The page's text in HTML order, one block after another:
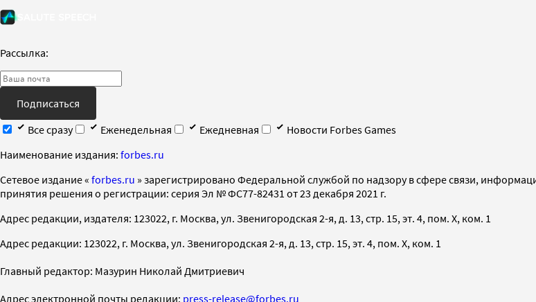
Рассылка:
Подписаться
Все сразу
Еженедельная Ежедневная
Новости Forbes Games
Наименование издания: forbes.ru
Cетевое издание « forbes.ru » зарегистрировано Федеральной службой по надзору в сфере связи,
принятия решения о регистрации: серия Эл № ФС77-82431 от 23 декабря 2021 г.
Адрес редакции, издателя: 123022, г. Москва, ул. Звенигородская 2-я, д. 13, стр. 15, эт. 4, пом. X, ком. 1
Адрес редакции: 123022, г. Москва, ул. Звенигородская 2-я, д. 13, стр. 15, эт. 4, пом. X, ком. 1
Главный редактор: Мазурин Николай Дмитриевич
Адрес электронной почты редакции: press-release@forbes.ru